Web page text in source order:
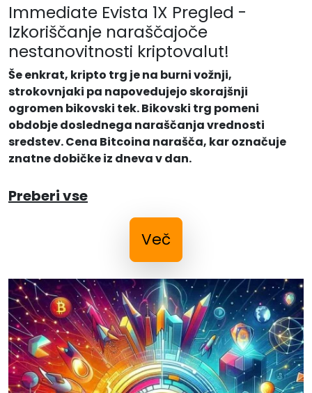
Immediate Evista 1X Pregled -
Izkoriščanje naraščajoče
nestanovitnosti kriptovalut!
Še enkrat, kripto trg je na burni vožnji,
strokovnjaki pa napovedujejo skorajšnji
ogromen bikovski tek. Bikovski trg pomeni
obdobje doslednega naraščanja vrednosti
sredstev. Cena Bitcoina narašča, kar označuje
znatne dobičke iz dneva v dan.
Preberi vse
Več